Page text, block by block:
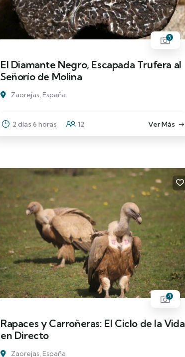
5
El Diamante Negro, Escapada Trufera al
Señorío de Molina
Zaorejas, España
2 días 6 horas 12 Ver Más
4
Rapaces y Carroñeras: El Ciclo de la Vida
en Directo
Zaorejas, España